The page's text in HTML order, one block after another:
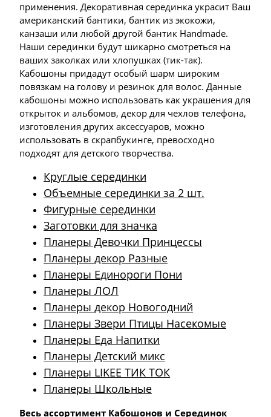
применения. Декоративная серединка украсит Ваш
американский бантики, бантик из экокожи,
канзаши или любой другой бантик Handmade.
Наши серединки будут шикарно смотреться на
ваших заколках или хлопушках (тик-так).
Кабошоны придадут особый шарм широким
повязкам на голову и резинок для волос. Данные
кабошоны можно использовать как украшения для
открыток и альбомов, декор для чехлов телефона,
изготовления других аксессуаров, можно
использовать в скрапбукинге, превосходно
подходят для детского творчества.
Круглые серединки
Объемные серединки за 2 шт.
Фигурные серединки
Заготовки для значка
Планеры Девочки Принцессы
Планеры декор Разные
Планеры Единороги Пони
Планеры ЛОЛ
Планеры декор Новогодний
Планеры Звери Птицы Насекомые
Планеры Еда Напитки
Планеры Детский микс
Планеры LIKEE ТИК ТОК
Планеры Школьные
Весь ассортимент Кабошонов и Серединок